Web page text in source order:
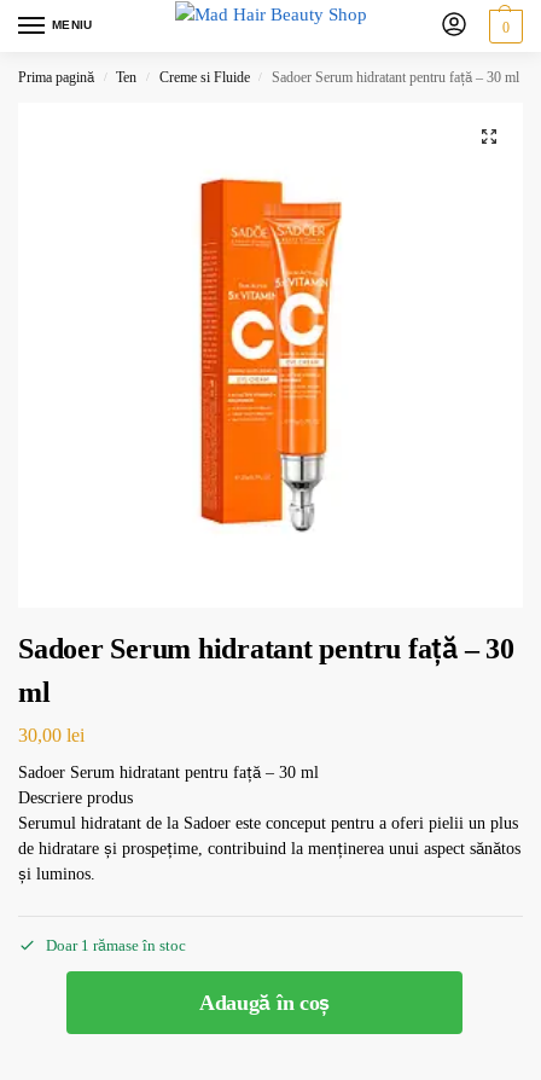
MENIU 0
Prima pagină / Ten / Creme si Fluide / Sadoer Serum hidratant pentru față – 30 ml
Sadoer Serum hidratant pentru față – 30
ml
30,00 lei
Sadoer Serum hidratant pentru față – 30 ml
Descriere produs
Serumul hidratant de la Sadoer este conceput pentru a oferi pielii un plus
de hidratare și prospețime, contribuind la menținerea unui aspect sănătos
și luminos.
Doar 1 rămase în stoc
Adaugă în coș